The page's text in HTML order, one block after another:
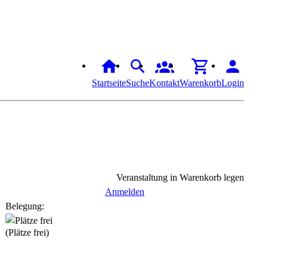
StartseiteSucheKontaktWarenkorbLogin
Veranstaltung in Warenkorb legen
Anmelden
Belegung:
(Plätze frei)